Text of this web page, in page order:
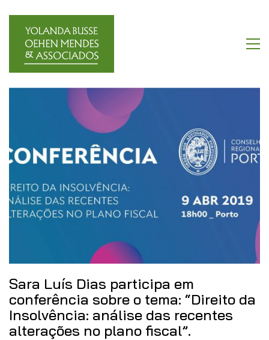
Sara Luís Dias participa em
conferência sobre o tema: “Direito da
Insolvência: análise das recentes
alterações no plano fiscal”.